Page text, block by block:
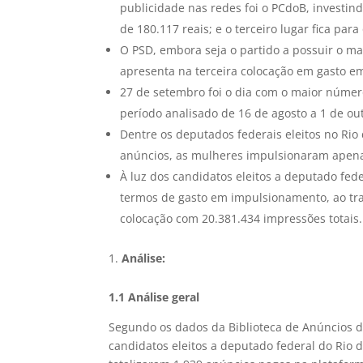
publicidade nas redes foi o PCdoB,
de 180.117 reais; e o terceiro lugar fica para
O PSD, embora seja o partido a possuir o
apresenta na terceira colocação em gasto
27 de setembro foi o dia com o maior
período analisado de 16 de agosto a 1 de
Dentre os deputados federais eleitos no
anúncios, as mulheres impulsionaram
À luz dos candidatos eleitos a deputado
termos de gasto em impulsionamento, ao
colocação com 20.381.434 impressões
Análise:
1.1 Análise geral
Segundo os dados da Biblioteca de Anúncios
candidatos eleitos a deputado federal do Rio